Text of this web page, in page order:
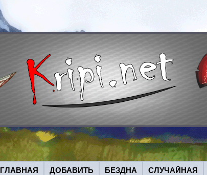
ГЛАВНАЯ ДОБАВИТЬ БЕЗДНА СЛУЧАЙНАЯ